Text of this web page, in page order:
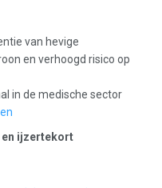
in de medische sector
en ijzertekort